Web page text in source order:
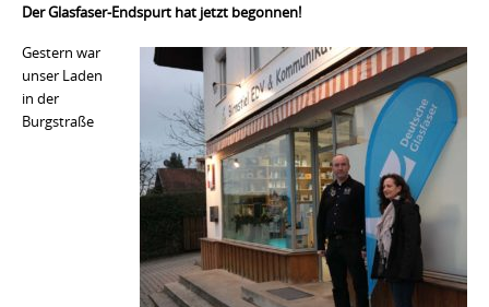
Der Glasfaser-Endspurt hat jetzt begonnen!
Gestern war
unser Laden
in der
Burgstraße